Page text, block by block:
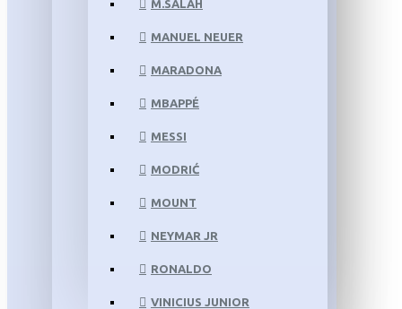
M.SALAH
MANUEL NEUER
MARADONA
MBAPPÉ
MESSI
MODRIĆ
MOUNT
NEYMAR JR
RONALDO
VINICIUS JUNIOR